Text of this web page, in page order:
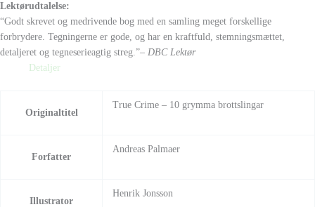
Lektørudtalelse:
“Godt skrevet og medrivende bog med en samling meget forskellige
forbrydere. Tegningerne er gode, og har en kraftfuld, stemningsmættet,
detaljeret og tegneserieagtig streg.”– DBC Lektør
Detaljer
Originaltitel
True Crime – 10 grymma brottslingar
Forfatter
Andreas Palmaer
Illustrator
Henrik Jonsson